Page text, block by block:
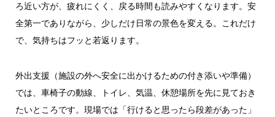
ろ近い方が、疲れにくく、戻る時間も読みやすくなります。安
全第一でありながら、少しだけ日常の景色を変える。これだけ
で、気持ちはフッと若返ります。
外出支援（施設の外へ安全に出かけるための付き添いや準備）
では、車椅子の動線、トイレ、気温、休憩場所を先に見ておき
たいところです。現場では「行けると思ったら段差があった」